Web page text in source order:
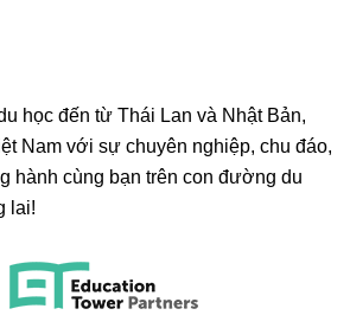
học đến từ Thái Lan và Nhật Bản,
Nam với sự chuyên nghiệp, chu đáo,
hành cùng bạn trên con đường du
lai!